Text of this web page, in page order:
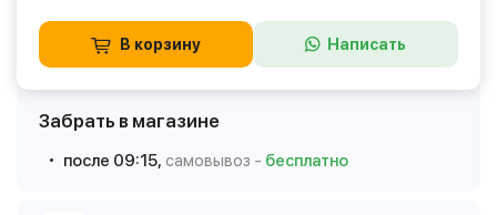
В корзину Написать
Забрать в магазине
после 09:15, самовывоз - бесплатно